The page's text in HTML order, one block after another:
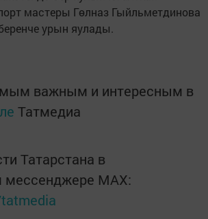
мастеры Гөлназ Гыйльметдинова
урын яулады.
важным и интересным в
Татмедиа
Татарстана в
мессенджере MАХ: